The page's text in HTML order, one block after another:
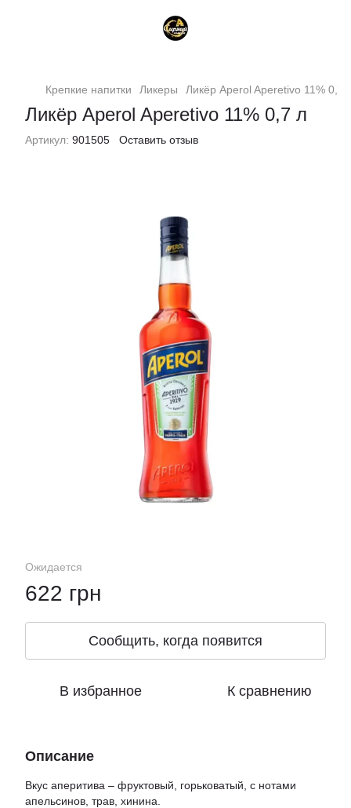
Крепкие напитки Ликеры Ликёр Aperol Aperetivo 11% 0,7
Ликёр Aperol Aperetivo 11% 0,7 л
Артикул: 901505 Оставить отзыв
Ожидается
622 грн
Сообщить, когда появится
В избранное К сравнению
Описание
Вкус аперитива – фруктовый, горьковатый, с нотами
апельсинов, трав, хинина.